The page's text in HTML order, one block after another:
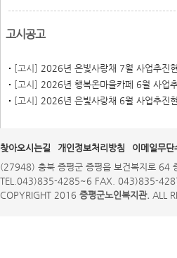
고시공고
[고시] 2026년 은빛사랑채 7월 사업추진
[고시] 2026년 행복온마을카페 6월 사업
[고시] 2026년 은빛사랑채 6월 사업추진
찾아오시는길 개인정보처리방침
이메일무단
(27948) 충북 증평군 증평읍 보건복지로 64
TEL.043)835-4285~6 FAX. 043)835-
COPYRIGHT 2016 증평군노인복지관. ALL